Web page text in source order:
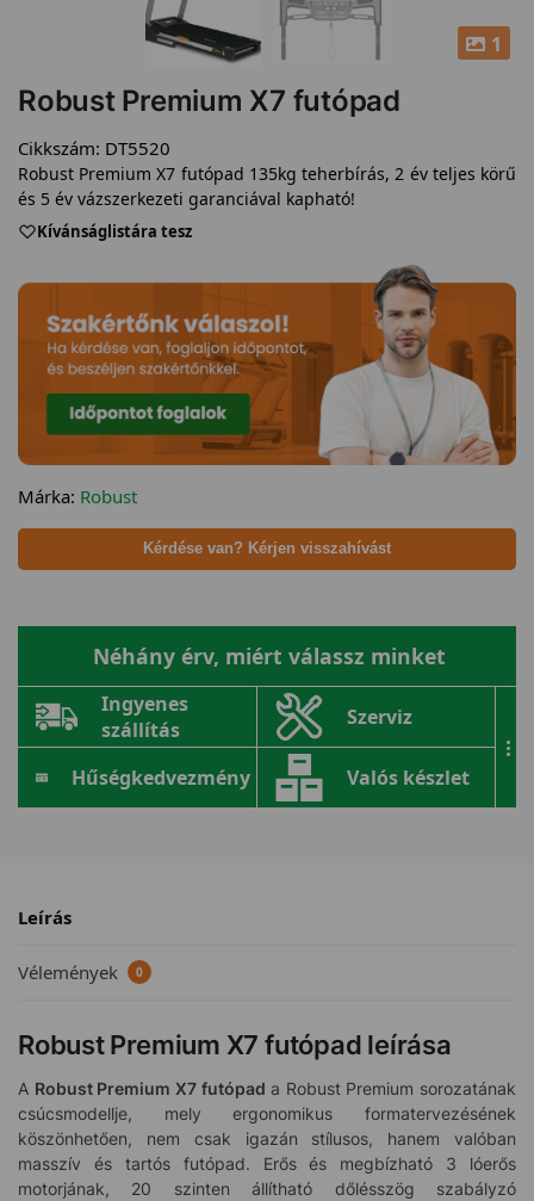
1
Robust Premium X7 futópad
Cikkszám: DT5520
Robust Premium X7 futópad 135kg teherbírás, 2 év teljes körű
és 5 év vázszerkezeti garanciával kapható!
Kívánságlistára tesz
Márka: Robust
Kérdése van? Kérjen visszahívást
Néhány érv, miért válassz minket
Ingyenes
szállítás
Szerviz
Hűségkedvezmény Valós készlet
...
Leírás
Vélemények 0
Robust Premium X7 futópad leírása
A Robust Premium X7 futópad a Robust Premium sorozatának
csúcsmodellje, mely ergonomikus formatervezésének
köszönhetően, nem csak igazán stílusos, hanem valóban
masszív és tartós futópad. Erős és megbízható 3 lóerős
motorjának, 20 szinten állítható dőlésszög szabályzó